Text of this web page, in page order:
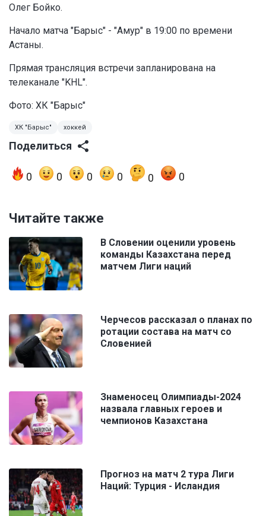
Олег Бойко.
Начало матча "Барыс" - "Амур" в 19:00 по времени
Астаны.
Прямая трансляция встречи запланирована на
телеканале "KHL".
Фото: ХК "Барыс"
ХК "Барыс" хоккей
Поделиться
0 0 0 0 0 0
Читайте также
В Словении оценили уровень
команды Казахстана перед
матчем Лиги наций
Черчесов рассказал о планах по
ротации состава на матч со
Словенией
Знаменосец Олимпиады-2024
назвала главных героев и
чемпионов Казахстана
Прогноз на матч 2 тура Лиги
Наций: Турция - Исландия